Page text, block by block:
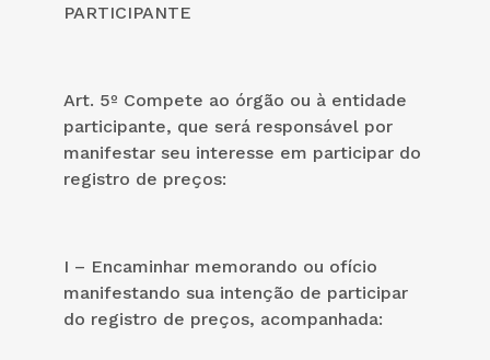
PARTICIPANTE
Art. 5º Compete ao órgão ou à entidade
participante, que será responsável por
manifestar seu interesse em participar do
registro de preços:
I – Encaminhar memorando ou ofício
manifestando sua intenção de participar
do registro de preços, acompanhada: